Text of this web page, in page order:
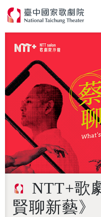
NTT+歌
賢聊新藝》
2026